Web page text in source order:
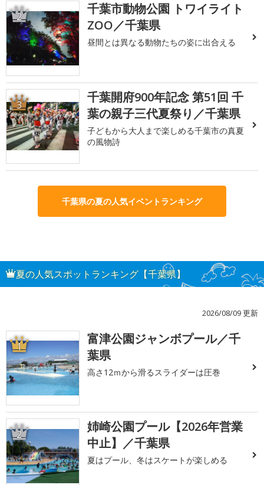
2
千葉市動物公園 トワイライト
ZOO／千葉県
昼間とは異なる動物たちの姿に出合える
3
千葉開府900年記念 第51回 千
葉の親子三代夏祭り／千葉県
子どもから大人まで楽しめる千葉市の真夏
の風物詩
千葉県の夏の人気イベントランキング
夏の人気スポットランキング【千葉県】
2026/08/09 更新
1
富津公園ジャンボプール／千
葉県
高さ12ｍから滑るスライダーは圧巻
2
姉崎公園プール【2026年営業
中止】／千葉県
夏はプール、冬はスケートが楽しめる